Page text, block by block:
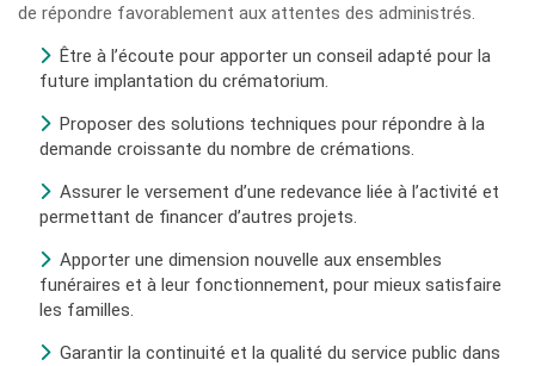
de répondre favorablement aux attentes des administrés.
Être à l’écoute pour apporter un conseil adapté pour la
future implantation du crématorium.
Proposer des solutions techniques pour répondre à la
demande croissante du nombre de crémations.
Assurer le versement d’une redevance liée à l’activité et
permettant de financer d’autres projets.
Apporter une dimension nouvelle aux ensembles
funéraires et à leur fonctionnement, pour mieux satisfaire
les familles.
Garantir la continuité et la qualité du service public dans